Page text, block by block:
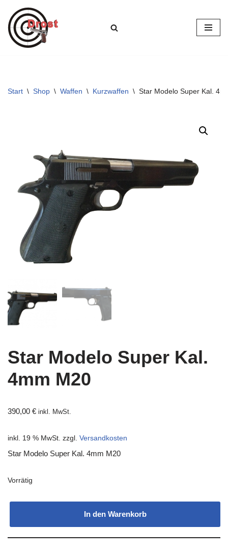
Zum
Inhalt
Start \ Shop \ Waffen \ Kurzwaffen \ Star Modelo Super Kal.
Star Modelo Super Kal.
4mm M20
390,00 € inkl. MwSt.
inkl. 19 % MwSt. zzgl. Versandkosten
Star Modelo Super Kal. 4mm M20
Vorrätig
In den Warenkorb